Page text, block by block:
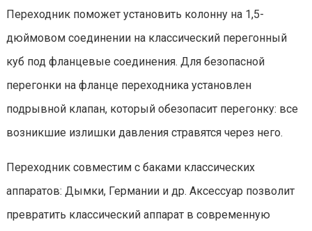
Переходник поможет установить колонну на 1,5-
дюймовом соединении на классический перегонный
куб под фланцевые соединения. Для безопасной
перегонки на фланце переходника установлен
подрывной клапан, который обезопасит перегонку: все
возникшие излишки давления стравятся через него.
Переходник совместим с баками классических
аппаратов: Дымки, Германии и др. Аксессуар позволит
превратить классический аппарат в современную